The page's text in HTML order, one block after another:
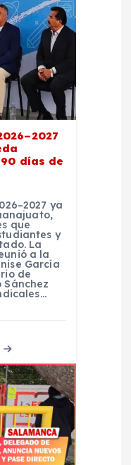
días de
ya
que
y
La
a la
García
de